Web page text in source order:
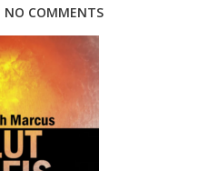
NO COMMENTS